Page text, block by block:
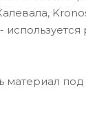
материал